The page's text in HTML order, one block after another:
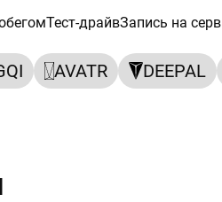
Тест-драйвЗапись на
AVATR DEEPAL